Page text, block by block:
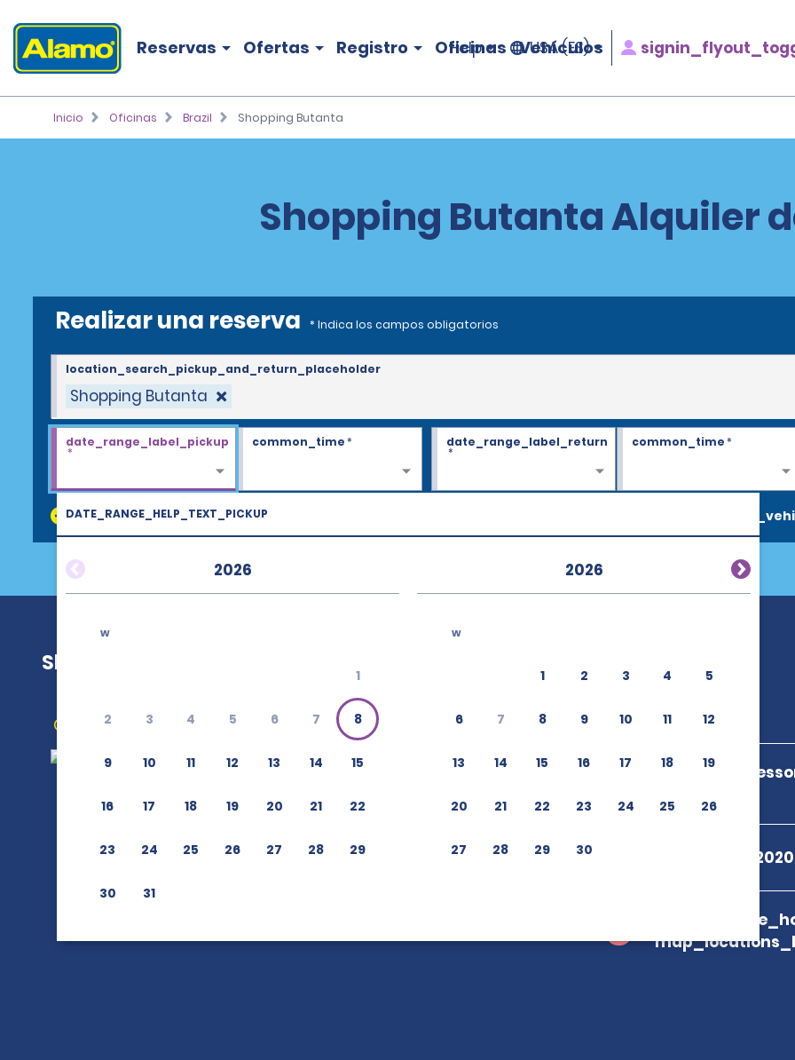
Reservas Ofertas Registro Oficinas Vehículos
Help USA (ES)
Inicio Oficinas Brazil Shopping Butanta
Shopping Butanta Alquiler
Realizar una reserva * Indica los campos obligatorios
Shopping Butanta
location_search_pickup_and_return_placeholder
DATE_RANGE_HELP_TEXT_PICKUP
2026
w
1
2 3 4 5 6 7 8
9 10 11 12 13 14 15
16 17 18 19 20 21 22
23 24 25 26 27 28 29
30 31
2026
w
1 2 3 4 5
6 7 8 9 10 11 12
13 14 15 16 17 18 19
20 21 22 23 24 25 26
27 28 29 30
date_range_label_pickup
*
common_time* date_range_label_return
*
common_time*
discount_codes
Shopping Butanta
Obtener indicaciones
Avenida
+55 08009792020